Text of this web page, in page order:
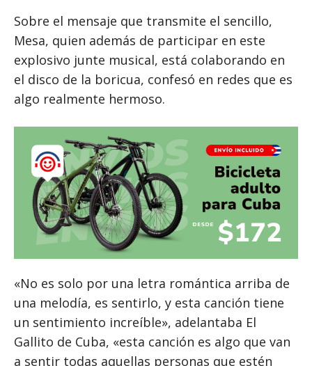
Sobre el mensaje que transmite el sencillo,
Mesa, quien además de participar en este
explosivo junte musical, está colaborando en
el disco de la boricua, confesó en redes que es
algo realmente hermoso.
«No es solo por una letra romántica arriba de
una melodía, es sentirlo, y esta canción tiene
un sentimiento increíble», adelantaba El
Gallito de Cuba, «esta canción es algo que van
a sentir todas aquellas personas que estén